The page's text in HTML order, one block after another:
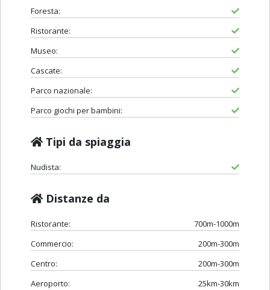
Foresta:
Ristorante:
Museo:
Cascate:
Parco nazionale:
Parco giochi per bambini:
Tipi da spiaggia
Nudista:
Distanze da
Ristorante:
700m-1000m
Commercio:
200m-300m
Centro:
200m-300m
Aeroporto:
25km-30km